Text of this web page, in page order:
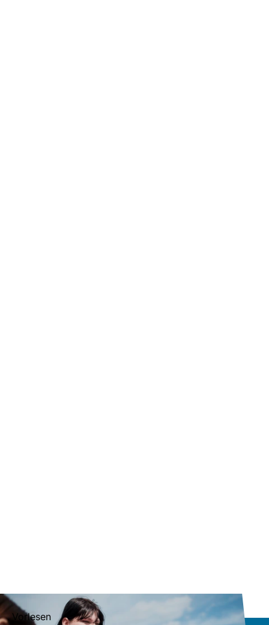
Vorlesen